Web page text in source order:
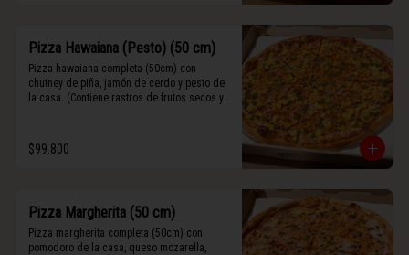
Pizza Hawaiana (Pesto) (50 cm)
Pizza hawaiana completa (50cm) con
chutney de piña, jamón de cerdo y pesto de
la casa. (Contiene rastros de frutos secos y
$99.800
Pizza Margherita (50 cm)
Pizza margherita completa (50cm) con
pomodoro de la casa, queso mozarella,